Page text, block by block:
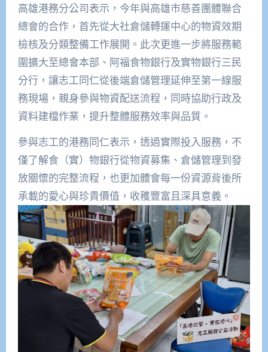
高雄港務分公司表示，今年與高雄市慈善團體聯合
總會的合作，首先從大社倉儲轉運中心的物資效期
檢核及分類整備工作展開。此次更進一步將服務範
圍擴大至總會本部、阿福食物銀行及實物銀行三民
分行，讓志工同仁從後端倉儲管理延伸至第一線服
務現場，親身參與物資配送流程，同時協助行政及
資料建檔作業，提升整體服務效率與品質。
參與志工的港務同仁表示，透過實際投入服務，不
僅了解食（實）物銀行從物資募集、倉儲管理到發
放關懷的完整流程，也更加體會每一份資源背後所
承載的愛心與珍貴價值，收穫豐富且深具意義。